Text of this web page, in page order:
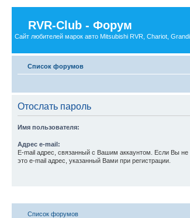
RVR-Club - Форум
Сайт любителей марок авто Mitsubishi RVR, Chariot,
Список форумов
Отослать пароль
Имя пользователя:
Адрес e-mail:
E-mail адрес, связанный с Вашим аккаунтом. Если Вы не
это e-mail адрес, указанный Вами при регистрации.
Список форумов